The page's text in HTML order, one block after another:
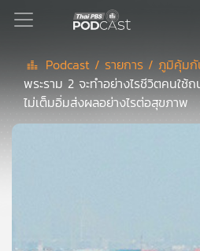
Podcast
Podcast / รายการ /ภูมิคุ้ม
พระราม 2 จะทำอย่างไรชีวิตคนใ
ไม่เต็มอิ่มส่งผลอย่างไรต่อสุขภาพ